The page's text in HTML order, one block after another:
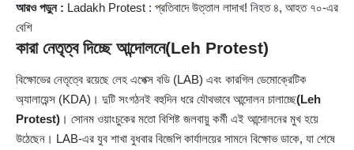
আরও পড়ুন : Ladakh Protest : প্রতিবাদে উত্তাল লাদাখ! নিহত ৪, আহত ৭০-এর
বেশি
কারা নেতৃত্ব দিচ্ছে আন্দোলনে(Leh Protest)
বিক্ষোভের নেতৃত্বে রয়েছে লেহ এপেক্স বডি (LAB) এবং কারগিল ডেমোক্রেটিক
অ্যালায়েন্স (KDA)। দুটি সংগঠনই বহুদিন ধরে যৌথভাবে আন্দোলন চালাচ্ছে(Leh
Protest) । সোনম ওয়াংচুকের মতো বিশিষ্ট জলবায়ু কর্মী এই আন্দোলনের মুখ হয়ে
উঠেছেন। LAB-এর যুব শাখা বুধবার বিজেপি কার্যালয়ের সামনে বিক্ষোভ ডাকে, যা শেষে